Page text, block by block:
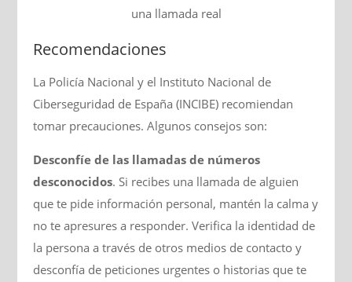
una llamada real
Recomendaciones
La Policía Nacional y el Instituto Nacional de
Ciberseguridad de España (INCIBE) recomiendan
tomar precauciones. Algunos consejos son:
Desconfíe de las llamadas de números
desconocidos. Si recibes una llamada de alguien
que te pide información personal, mantén la calma y
no te apresures a responder. Verifica la identidad de
la persona a través de otros medios de contacto y
desconfía de peticiones urgentes o historias que te